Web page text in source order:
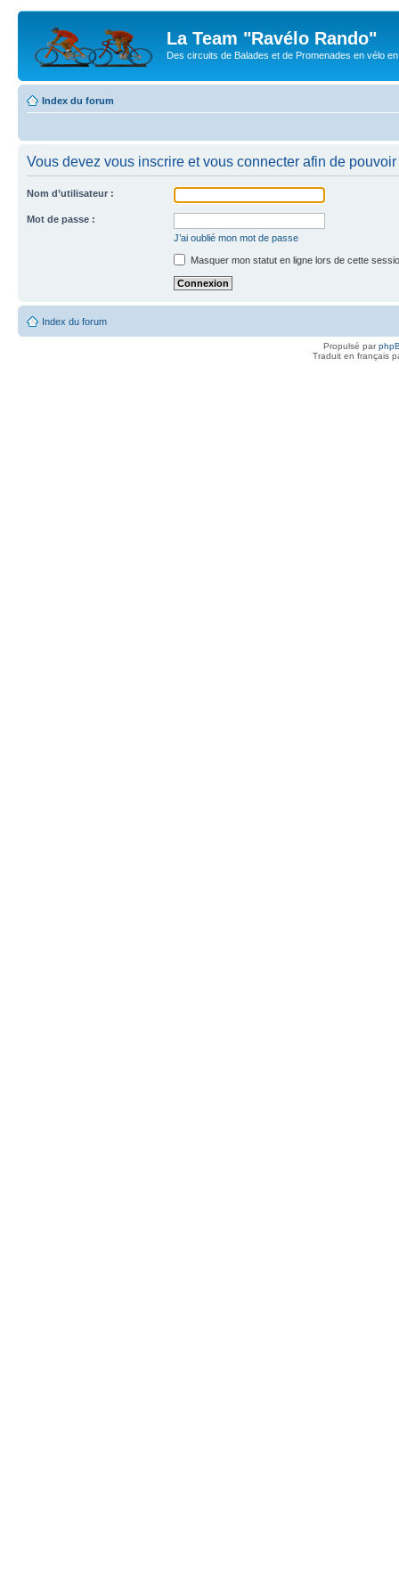
La Team "Ravélo Rando"
Des circuits de Balades et de Promenades en vélo
Index du forum
Vous devez vous inscrire et vous connecter afin de
Nom d’utilisateur :
Mot de passe :
J’ai oublié mon mot de passe
Masquer mon statut en ligne lors de cette
Index du forum
Propulsé par
Traduit en français